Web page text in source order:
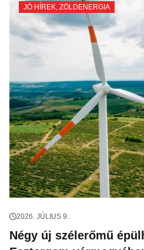
JÓ HÍREK, ZÖLDENERGIA
2026. JÚLIUS 9.
Négy új szélerőmű